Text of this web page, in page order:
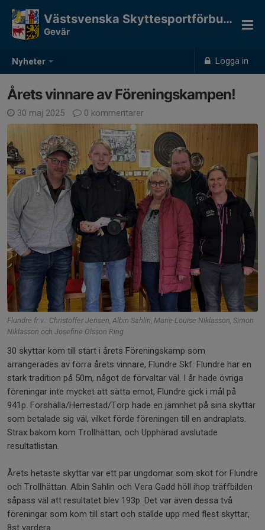
Nyheter Logga in
Västsvenska Skyttesportförbundet
Gevär
Årets vinnare av Föreningskampen!
30 maj 2025 0 kommentarer
Flundre fr.v.: Christoffer Jensen, Albin Sahlin, Marie-Louise Niklasson, Simon
Niklasson och Josefine Olsson Ring
30 skyttar kom till start i årets Föreningskamp som
arrangerades av förra årets vinnare, Flundre Skf. Flundre har en
stark tradition på 50m, något de förvaltar väl. I år hade övriga
föreningar inte mycket att sätta emot, Flundre gick i mål på
941p. Forshälla/Herrestad/Torp hade en jämnhet på sina skyttar
som betalade sig väl, vilket förde föreningen till en andraplats.
Strax bakom kom Trollhättan, och Upphärad avslutade
resultatlistan.
Årets hetaste skyttar var ett par ungdomar som sköt för Flundre
och Trollhättan. Albin Sahlin och Vera Gadd höll ihop träffbilden
såpass väl att resultatet blev 193p. Det var även dessa två
föreningar som kom till start och ställde upp med flest skyttar,
8st vardera.